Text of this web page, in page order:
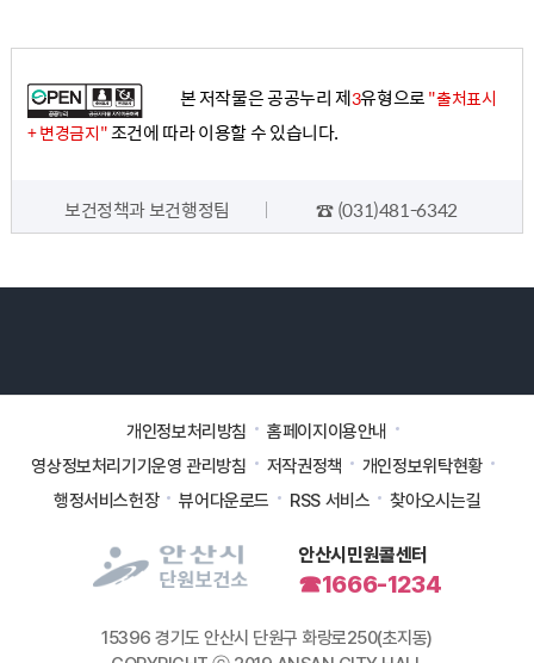
본 저작물은 공공누리 제3유형으로"출처표시
+ 변경금지"조건에 따라 이용할 수 있습니다.
보건정책과 보건행정팀 ☎ (031)481-6342
개인정보처리방침
홈페이지이용안내
영상정보처리기기운영 관리방침
저작권정책
개인정보위탁현황
행정서비스헌장
뷰어다운로드 RSS 서비스 찾아오시는길
안산시민원콜센터
☎1666-1234
15396 경기도 안산시 단원구 화랑로250(초지동)